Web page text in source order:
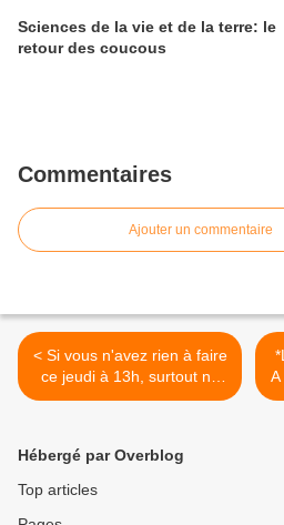
Sciences de la vie et de la terre: le
retour des coucous
Commentaires
Ajouter un commentaire
< Si vous n'avez rien à faire
ce jeudi à 13h, surtout ne
regardez pas le duo
A
Hébergé par Overblog
Top articles